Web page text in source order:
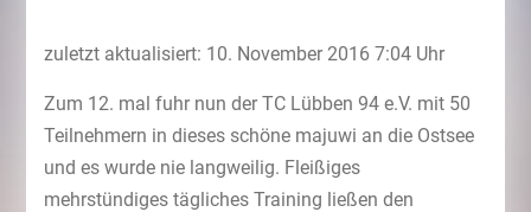
zuletzt aktualisiert: 10. November 2016 7:04 Uhr
Zum 12. mal fuhr nun der TC Lübben 94 e.V. mit 50
Teilnehmern in dieses schöne majuwi an die Ostsee
und es wurde nie langweilig. Fleißiges
mehrstündiges tägliches Training ließen den